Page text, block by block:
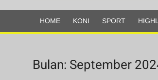
HOME KONI SPORT
Bulan: September